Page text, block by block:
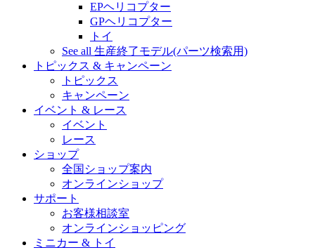
EPヘリコプター
GPヘリコプター
トイ
See all 生産終了モデル(パーツ検索用)
トピックス & キャンペーン
トピックス
キャンペーン
イベント & レース
イベント
レース
ショップ
全国ショップ案内
オンラインショップ
サポート
お客様相談室
オンラインショッピング
ミニカー & トイ